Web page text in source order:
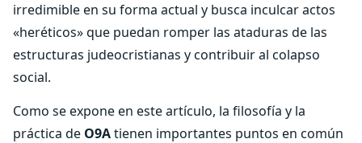
irredimible en su forma actual y busca inculcar actos
«heréticos» que puedan romper las ataduras de las
estructuras judeocristianas y contribuir al colapso
social.
Como se expone en este artículo, la filosofía y la
práctica de O9Atienen importantes puntos en común